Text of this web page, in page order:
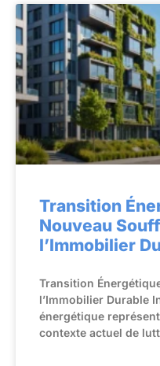
Transition
Nouveau
l’Immobilier
Transition
l’Immobilier Durable
énergétique
contexte actuel de